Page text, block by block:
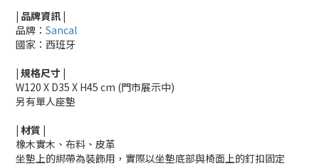
| 品牌資訊 |
品牌： Sancal
國家：西班牙
| 規格尺寸 |
W120 X D35 X H45 cm (門市展示中)
另有單人座墊
| 材質 |
橡木實木、布料、皮革
坐墊上的綁帶為裝飾用，實際以坐墊底部與椅面上的釘扣固定